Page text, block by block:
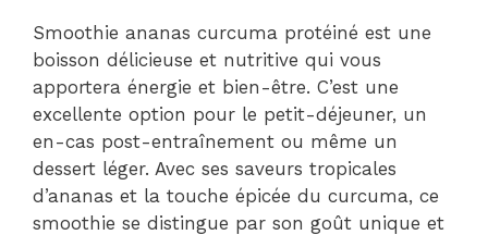
Smoothie ananas curcuma protéiné est une
boisson délicieuse et nutritive qui vous
apportera énergie et bien-être. C’est une
excellente option pour le petit-déjeuner, un
en-cas post-entraînement ou même un
dessert léger. Avec ses saveurs tropicales
d’ananas et la touche épicée du curcuma, ce
smoothie se distingue par son goût unique et